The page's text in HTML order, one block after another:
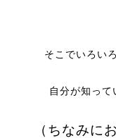
そこでいろい
自分が知っ
（ちなみに